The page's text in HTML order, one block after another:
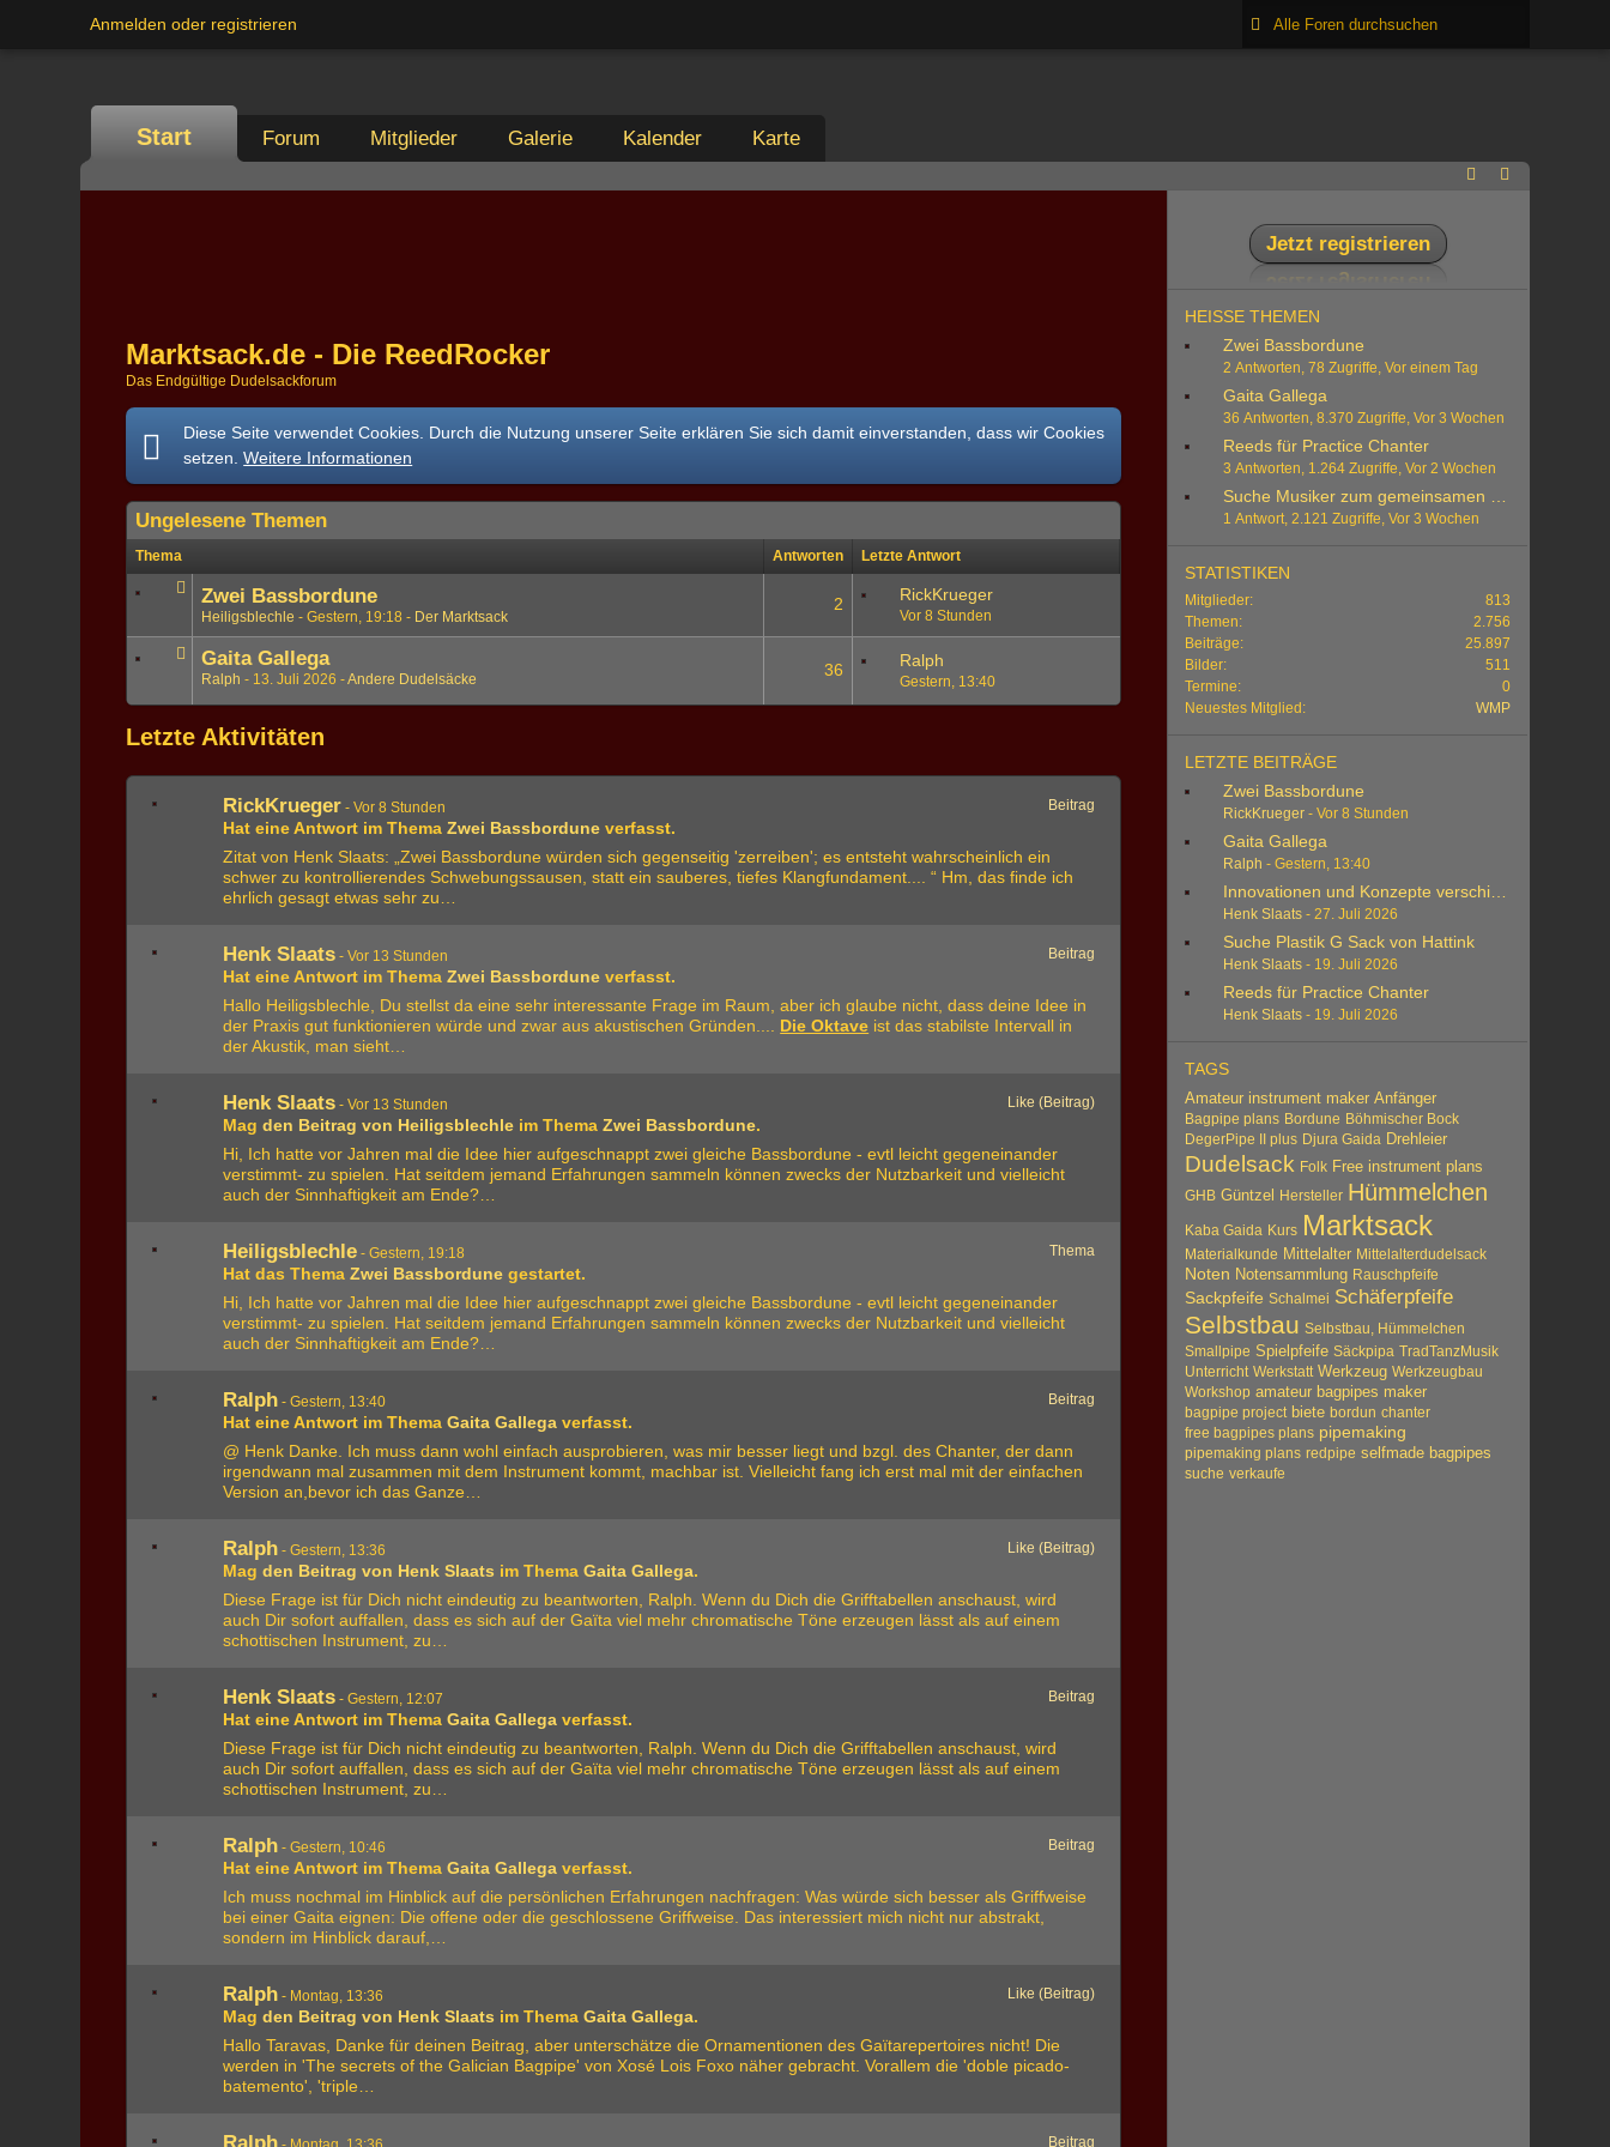
Anmelden oder registrieren
Start Forum Mitglieder Galerie Kalender Karte
Marktsack.de - Die ReedRocker
Das Endgültige Dudelsackforum
Diese Seite verwendet Cookies. Durch die Nutzung unserer Seite erklären Sie sich damit einverstanden, dass wir Cookies
setzen.Weitere Informationen
Ungelesene Themen
Thema Antworten Letzte Antwort
Zwei Bassbordune
Heiligsblechle Gestern, 19:18 Der Marktsack
2 RickKrueger
Vor 8 Stunden
Gaita Gallega
Ralph 13. Juli 2026 Andere Dudelsäcke 36 Ralph
Gestern, 13:40
Letzte Aktivitäten
RickKrueger -Vor 8 Stunden
Hat eine Antwort im ThemaZwei Bassbordune verfasst.
Beitrag
Zitat von Henk Slaats: „Zwei Bassbordune würden sich gegenseitig 'zerreiben'; es entsteht wahrscheinlich ein
schwer zu kontrollierendes Schwebungssausen, statt ein sauberes, tiefes Klangfundament.... “ Hm, das finde ich
ehrlich gesagt etwas sehr zu…
Henk Slaats -Vor 13 Stunden
Hat eine Antwort im ThemaZwei Bassbordune verfasst.
Beitrag
Hallo Heiligsblechle, Du stellst da eine sehr interessante Frage im Raum, aber ich glaube nicht, dass deine Idee in
der Praxis gut funktionieren würde und zwar aus akustischen Gründen.... Die Oktave ist das stabilste Intervall in
der Akustik, man sieht…
Henk Slaats -Vor 13 Stunden
Magden Beitrag von Heiligsblechle im ThemaZwei Bassbordune.
Like (Beitrag)
Hi, Ich hatte vor Jahren mal die Idee hier aufgeschnappt zwei gleiche Bassbordune - evtl leicht gegeneinander
verstimmt- zu spielen. Hat seitdem jemand Erfahrungen sammeln können zwecks der Nutzbarkeit und vielleicht
auch der Sinnhaftigkeit am Ende?…
Heiligsblechle -Gestern, 19:18
Hat das ThemaZwei Bassbordune gestartet.
Thema
Hi, Ich hatte vor Jahren mal die Idee hier aufgeschnappt zwei gleiche Bassbordune - evtl leicht gegeneinander
verstimmt- zu spielen. Hat seitdem jemand Erfahrungen sammeln können zwecks der Nutzbarkeit und vielleicht
auch der Sinnhaftigkeit am Ende?…
Ralph -Gestern, 13:40
Hat eine Antwort im ThemaGaita Gallega verfasst.
Beitrag
@ Henk Danke. Ich muss dann wohl einfach ausprobieren, was mir besser liegt und bzgl. des Chanter, der dann
irgendwann mal zusammen mit dem Instrument kommt, machbar ist. Vielleicht fang ich erst mal mit der einfachen
Version an,bevor ich das Ganze…
Ralph -Gestern, 13:36
Magden Beitrag von Henk Slaats im ThemaGaita Gallega.
Like (Beitrag)
Diese Frage ist für Dich nicht eindeutig zu beantworten, Ralph. Wenn du Dich die Grifftabellen anschaust, wird
auch Dir sofort auffallen, dass es sich auf der Gaïta viel mehr chromatische Töne erzeugen lässt als auf einem
schottischen Instrument, zu…
Henk Slaats -Gestern, 12:07
Hat eine Antwort im ThemaGaita Gallega verfasst.
Beitrag
Diese Frage ist für Dich nicht eindeutig zu beantworten, Ralph. Wenn du Dich die Grifftabellen anschaust, wird
auch Dir sofort auffallen, dass es sich auf der Gaïta viel mehr chromatische Töne erzeugen lässt als auf einem
schottischen Instrument, zu…
Ralph -Gestern, 10:46
Hat eine Antwort im ThemaGaita Gallega verfasst.
Beitrag
Ich muss nochmal im Hinblick auf die persönlichen Erfahrungen nachfragen: Was würde sich besser als Griffweise
bei einer Gaita eignen: Die offene oder die geschlossene Griffweise. Das interessiert mich nicht nur abstrakt,
sondern im Hinblick darauf,…
Ralph - Montag, 13:36
Magden Beitrag von Henk Slaats im ThemaGaita Gallega.
Like (Beitrag)
Hallo Taravas, Danke für deinen Beitrag, aber unterschätze die Ornamentionen des Gaïtarepertoires nicht! Die
werden in 'The secrets of the Galician Bagpipe' von Xosé Lois Foxo näher gebracht. Vorallem die 'doble picado-
batemento', 'triple…
Beitrag
Jetzt registrieren
HEISSE THEMEN
Zwei Bassbordune
2 Antworten, 78 Zugriffe, Vor einem Tag
Gaita Gallega
36 Antworten, 8.370 Zugriffe, Vor 3 Wochen
Reeds für Practice Chanter
3 Antworten, 1.264 Zugriffe, Vor 2 Wochen
Suche Musiker zum gemeinsamen Musizieren
1 Antwort, 2.121 Zugriffe, Vor 3 Wochen
STATISTIKEN
Mitglieder
813
Themen
2.756
Beiträge
25.897
Bilder
511
Termine
0
Neuestes Mitglied
WMP
LETZTE BEITRÄGE
Zwei Bassbordune
RickKrueger -Vor 8 Stunden
Gaita Gallega
Ralph -Gestern, 13:40
Innovationen und Konzepte verschiedener
Henk Slaats -27. Juli 2026
Suche Plastik G Sack von Hattink
Henk Slaats - 19. Juli 2026
Reeds für Practice Chanter
Henk Slaats - 19. Juli 2026
TAGS
Amateur instrument maker Anfänger
Bagpipe plans Bordune Böhmischer Bock
DegerPipe II plus Djura Gaida Drehleier
Dudelsack Folk Free instrument plans
GHB Güntzel Hersteller Hümmelchen
Kaba Gaida Kurs Marktsack
Materialkunde Mittelalter Mittelalterdudelsack
Noten Notensammlung Rauschpfeife
Sackpfeife Schalmei Schäferpfeife
Selbstbau Selbstbau, Hümmelchen
Smallpipe Spielpfeife Säckpipa TradTanzMusik
Unterricht Werkstatt Werkzeug Werkzeugbau
Workshop amateur bagpipes maker
bagpipe project biete bordun chanter
free bagpipes plans pipemaking
pipemaking plans redpipe selfmade bagpipes
suche verkaufe